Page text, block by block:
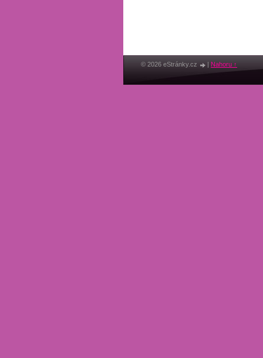
© 2026 eStránky.cz | Nahoru ↑